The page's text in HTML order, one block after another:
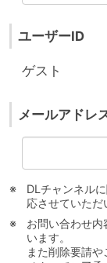
ユーザーID
ゲスト
メールアドレ
DLチャンネル
応させていただ
お問い合わせ
います。
また削除要請